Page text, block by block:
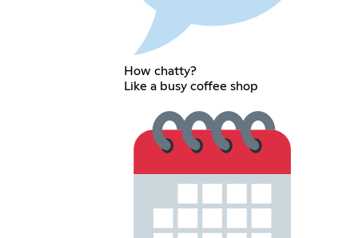
How chatty?
Like a busy coffee shop